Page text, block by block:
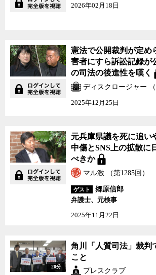
2026年02月18日
憲法で公開裁判が定め
害者にすら訴訟記録が
の司法の後進性を嘆く
ディスクロージャー （
2025年12月25日
元兵庫県議を死に追い
中傷とSNS上の拡散に
べきか
マル激 （第1285回）
ゲスト
郷原信郎
弁護士、元検事
2025年11月22日
20分
角川「人質司法」裁判
こと
プレスクラブ